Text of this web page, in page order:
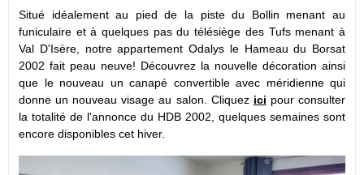
Situé idéalement au pied de la piste du Bollin menant au
funiculaire et à quelques pas du télésiège des Tufs menant à
Val D'Isère, notre appartement Odalys le Hameau du Borsat
2002 fait peau neuve! Découvrez la nouvelle décoration ainsi
que le nouveau un canapé convertible avec méridienne qui
donne un nouveau visage au salon. Cliquez ici pour consulter
la totalité de l'annonce du HDB 2002, quelques semaines sont
encore disponibles cet hiver.